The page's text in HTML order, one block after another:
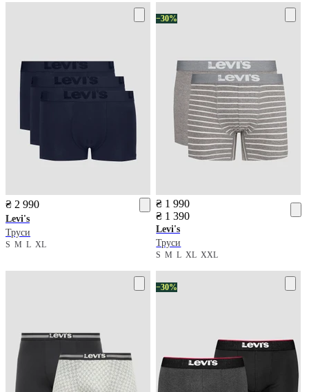
₴ 2 990
Levi's
Труси
S M L XL
−30%
₴ 1 990
₴ 1 390
Levi's
Труси
SMLXLXXL
−30%